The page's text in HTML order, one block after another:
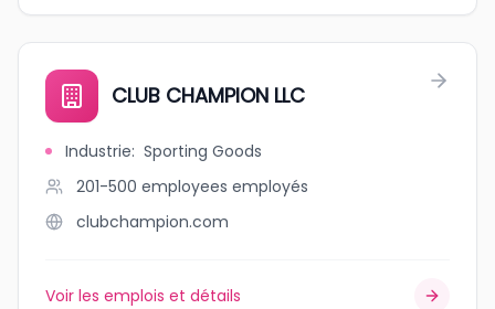
CLUB CHAMPION LLC
Industrie: Sporting Goods
201-500 employees employés
clubchampion.com
Voir les emplois et détails